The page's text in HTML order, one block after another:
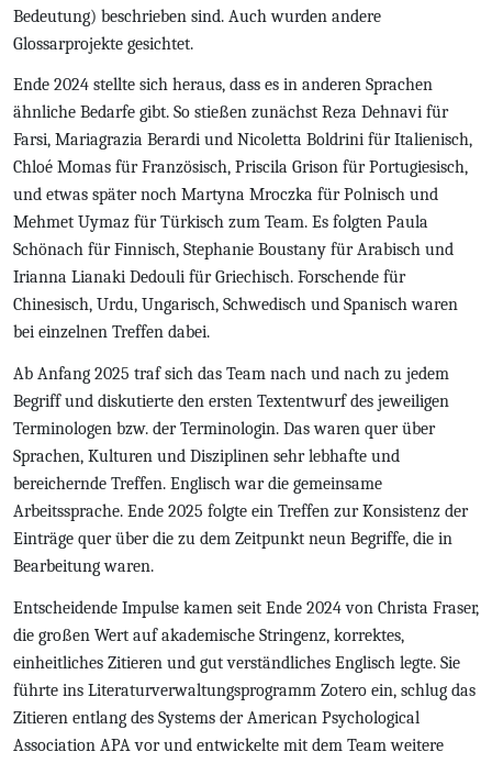
Bedeutung) beschrieben sind. Auch wurden andere
Glossarprojekte gesichtet.
Ende 2024 stellte sich heraus, dass es in anderen Sprachen
ähnliche Bedarfe gibt. So stießen zunächst Reza Dehnavi für
Farsi, Mariagrazia Berardi und Nicoletta Boldrini für Italienisch,
Chloé Momas für Französisch, Priscila Grison für Portugiesisch,
und etwas später noch Martyna Mroczka für Polnisch und
Mehmet Uymaz für Türkisch zum Team. Es folgten Paula
Schönach für Finnisch, Stephanie Boustany für Arabisch und
Irianna Lianaki Dedouli für Griechisch. Forschende für
Chinesisch, Urdu, Ungarisch, Schwedisch und Spanisch waren
bei einzelnen Treffen dabei.
Ab Anfang 2025 traf sich das Team nach und nach zu jedem
Begriff und diskutierte den ersten Textentwurf des jeweiligen
Terminologen bzw. der Terminologin. Das waren quer über
Sprachen, Kulturen und Disziplinen sehr lebhafte und
bereichernde Treffen. Englisch war die gemeinsame
Arbeitssprache. Ende 2025 folgte ein Treffen zur Konsistenz der
Einträge quer über die zu dem Zeitpunkt neun Begriffe, die in
Bearbeitung waren.
Entscheidende Impulse kamen seit Ende 2024 von Christa Fraser,
die großen Wert auf akademische Stringenz, korrektes,
einheitliches Zitieren und gut verständliches Englisch legte. Sie
führte ins Literaturverwaltungsprogramm Zotero ein, schlug das
Zitieren entlang des Systems der American Psychological
Association APA vor und entwickelte mit dem Team weitere